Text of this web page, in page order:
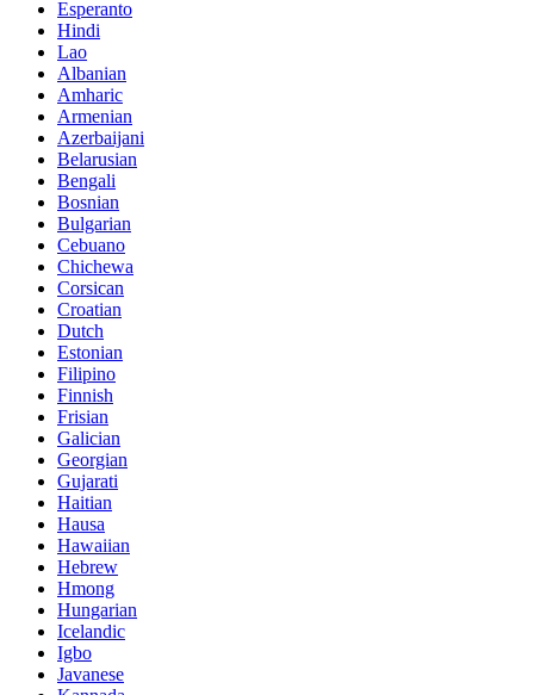
Esperanto
Hindi
Lao
Albanian
Amharic
Armenian
Azerbaijani
Belarusian
Bengali
Bosnian
Bulgarian
Cebuano
Chichewa
Corsican
Croatian
Dutch
Estonian
Filipino
Finnish
Frisian
Galician
Georgian
Gujarati
Haitian
Hausa
Hawaiian
Hebrew
Hmong
Hungarian
Icelandic
Igbo
Javanese